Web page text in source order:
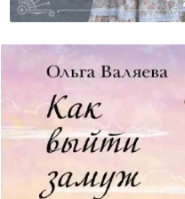
Самое Сложное В